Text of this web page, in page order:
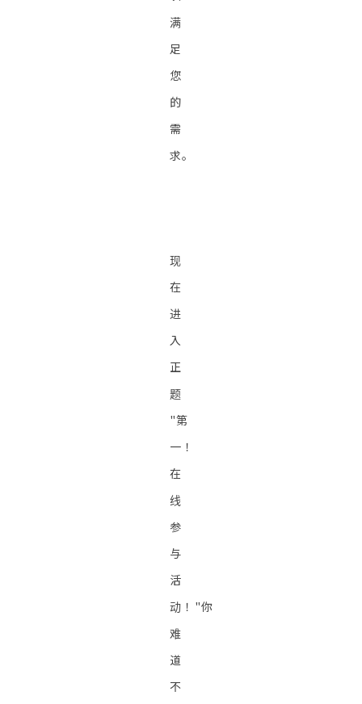
满
足
您
的
需
求。
现
在
进
入
正
题
"第
一！
在
线
参
与
活
动！"你
难
道
不